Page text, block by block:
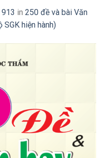
in 250 đề và bài Văn
SGK hiện hành)